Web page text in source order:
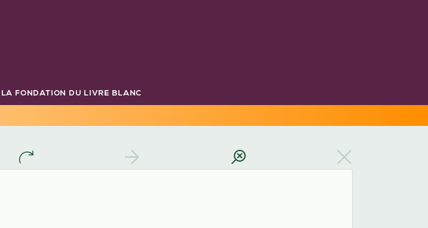
LA FONDATION DU LIVRE BLANC